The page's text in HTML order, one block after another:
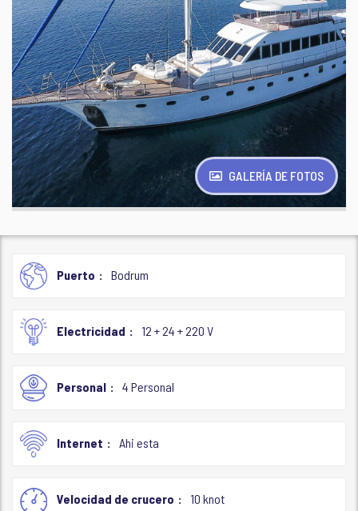
GALERÍA DE FOTOS
Puerto Bodrum
Electricidad 12 + 24 + 220 V
Personal 4 Personal
Internet Ahi esta
Velocidad de crucero 10 knot